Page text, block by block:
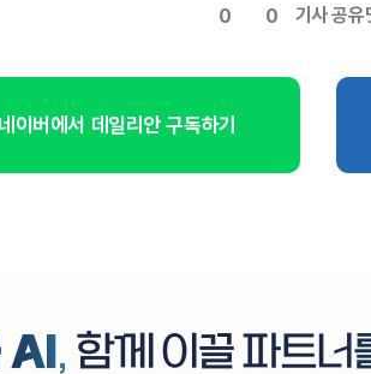
0 0 기사 공유
네이버에서 데일리안 구독하기